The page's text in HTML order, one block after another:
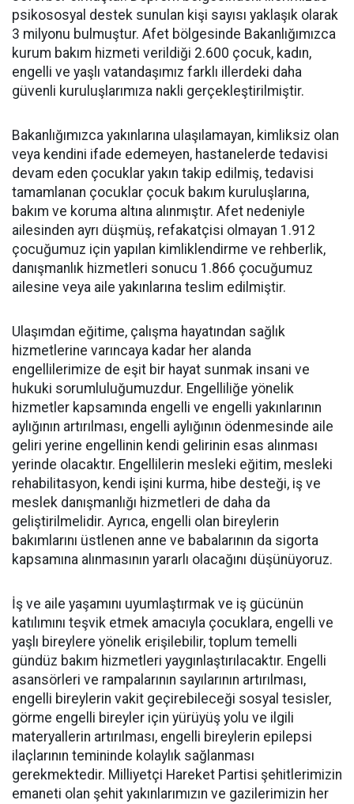
psikososyal destek sunulan kişi sayısı yaklaşık olarak
3 milyonu bulmuştur. Afet bölgesinde Bakanlığımızca
kurum bakım hizmeti verildiği 2.600 çocuk, kadın,
engelli ve yaşlı vatandaşımız farklı illerdeki daha
güvenli kuruluşlarımıza nakli gerçekleştirilmiştir.
Bakanlığımızca yakınlarına ulaşılamayan, kimliksiz olan
veya kendini ifade edemeyen, hastanelerde tedavisi
devam eden çocuklar yakın takip edilmiş, tedavisi
tamamlanan çocuklar çocuk bakım kuruluşlarına,
bakım ve koruma altına alınmıştır. Afet nedeniyle
ailesinden ayrı düşmüş, refakatçisi olmayan 1.912
çocuğumuz için yapılan kimliklendirme ve rehberlik,
danışmanlık hizmetleri sonucu 1.866 çocuğumuz
ailesine veya aile yakınlarına teslim edilmiştir.
Ulaşımdan eğitime, çalışma hayatından sağlık
hizmetlerine varıncaya kadar her alanda
engellilerimize de eşit bir hayat sunmak insani ve
hukuki sorumluluğumuzdur. Engelliliğe yönelik
hizmetler kapsamında engelli ve engelli yakınlarının
aylığının artırılması, engelli aylığının ödenmesinde aile
geliri yerine engellinin kendi gelirinin esas alınması
yerinde olacaktır. Engellilerin mesleki eğitim, mesleki
rehabilitasyon, kendi işini kurma, hibe desteği, iş ve
meslek danışmanlığı hizmetleri de daha da
geliştirilmelidir. Ayrıca, engelli olan bireylerin
bakımlarını üstlenen anne ve babalarının da sigorta
kapsamına alınmasının yararlı olacağını düşünüyoruz.
İş ve aile yaşamını uyumlaştırmak ve iş gücünün
katılımını teşvik etmek amacıyla çocuklara, engelli ve
yaşlı bireylere yönelik erişilebilir, toplum temelli
gündüz bakım hizmetleri yaygınlaştırılacaktır. Engelli
asansörleri ve rampalarının sayılarının artırılması,
engelli bireylerin vakit geçirebileceği sosyal tesisler,
görme engelli bireyler için yürüyüş yolu ve ilgili
materyallerin artırılması, engelli bireylerin epilepsi
ilaçlarının temininde kolaylık sağlanması
gerekmektedir. Milliyetçi Hareket Partisi şehitlerimizin
emaneti olan şehit yakınlarımızın ve gazilerimizin her